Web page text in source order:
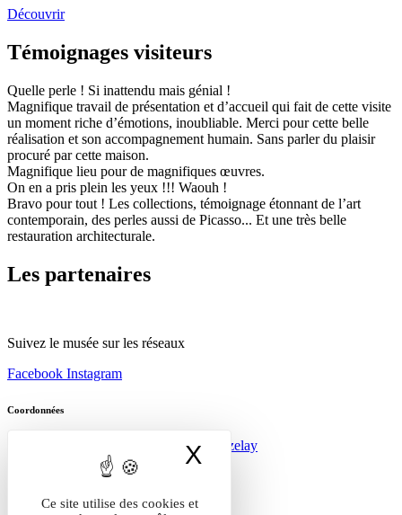
Ce site utilise des cookies et
X Masquer le
Découvrir
Témoignages visiteurs
Quelle perle ! Si inattendu mais génial !​
Magnifique travail de présentation et d’accueil qui fait de cette visite
un moment riche d’émotions, inoubliable. Merci pour cette belle
réalisation et son accompagnement humain. Sans parler du plaisir
procuré par cette maison.​
Magnifique lieu pour de magnifiques œuvres​.
On en a pris plein les yeux !!! Waouh !​
Bravo pour tout ! Les collections, témoignage étonnant de l’art
contemporain, des perles aussi de Picasso... Et une très belle
restauration architecturale.
Les partenaires
Suivez le musée sur les réseaux
Facebook Instagram
Coordonnées
14 Rue Saint-Etienne, 89450 Vézelay
mdam-zervos@yonne.fr
+33 3 86 32 39 26